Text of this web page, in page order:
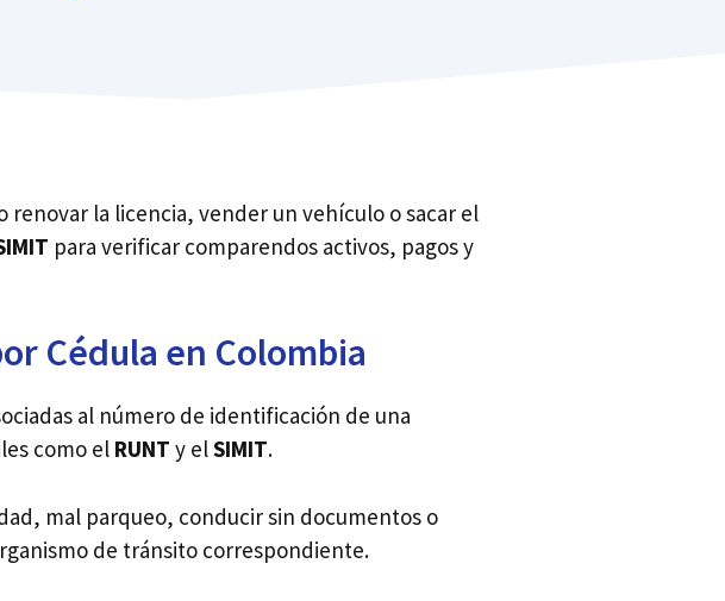
la licencia, vender un vehículo o sacar el
para verificar comparendos activos, pagos y
Cédula en Colombia
al número de identificación de una
como el RUNT y elSIMIT.
mal parqueo, conducir sin documentos o
de tránsito correspondiente.